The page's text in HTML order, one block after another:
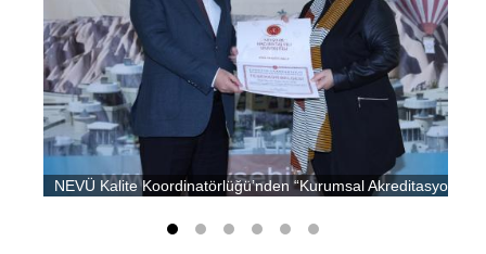
NEVÜ Kalite Koordinatörlüğü’nden “Kurumsal Akreditasyon”